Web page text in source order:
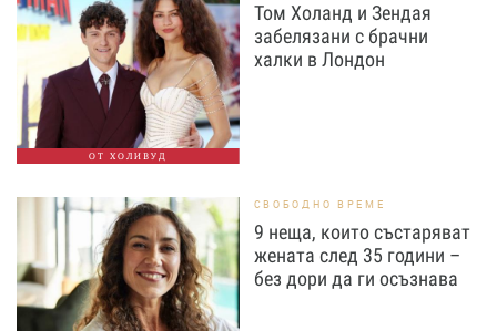
ОТ ХОЛИВУД
Том Холанд и Зендая
забелязани с брачни
халки в Лондон
СВОБОДНО ВРЕМЕ
9 неща, които състаряват
жената след 35 години –
без дори да ги осъзнава